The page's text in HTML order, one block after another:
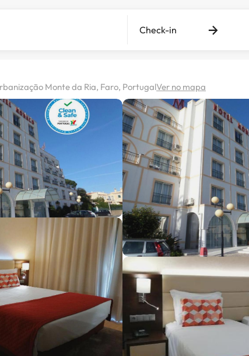
Check-in
Monte da Ria, Faro, PortugalVer no mapa